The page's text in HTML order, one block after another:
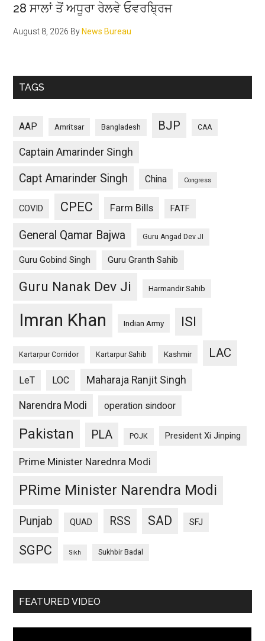
28 ਸਾਲਾਂ ਤੋਂ ਅਧੂਰਾ ਰੇਲਵੇ ਓਵਰਬ੍ਰਿਜ
August 8, 2026 By News Bureau
TAGS
AAP Amritsar Bangladesh BJP CAA
Captain Amarinder Singh
Capt Amarinder Singh China Congress
COVID CPEC Farm Bills FATF
General Qamar Bajwa Guru Angad Dev JI
Guru Gobind Singh Guru Granth Sahib
Guru Nanak Dev Ji Harmandir Sahib
Imran Khan Indian Army ISI
Kartarpur Corridor Kartarpur Sahib Kashmir LAC
LeT LOC Maharaja Ranjit Singh
Narendra Modi operation sindoor
Pakistan PLA POJK President Xi Jinping
Prime Minister Narednra Modi
PRime Minister Narendra Modi
Punjab QUAD RSS SAD SFJ
SGPC Sikh Sukhbir Badal
FEATURED VIDEO